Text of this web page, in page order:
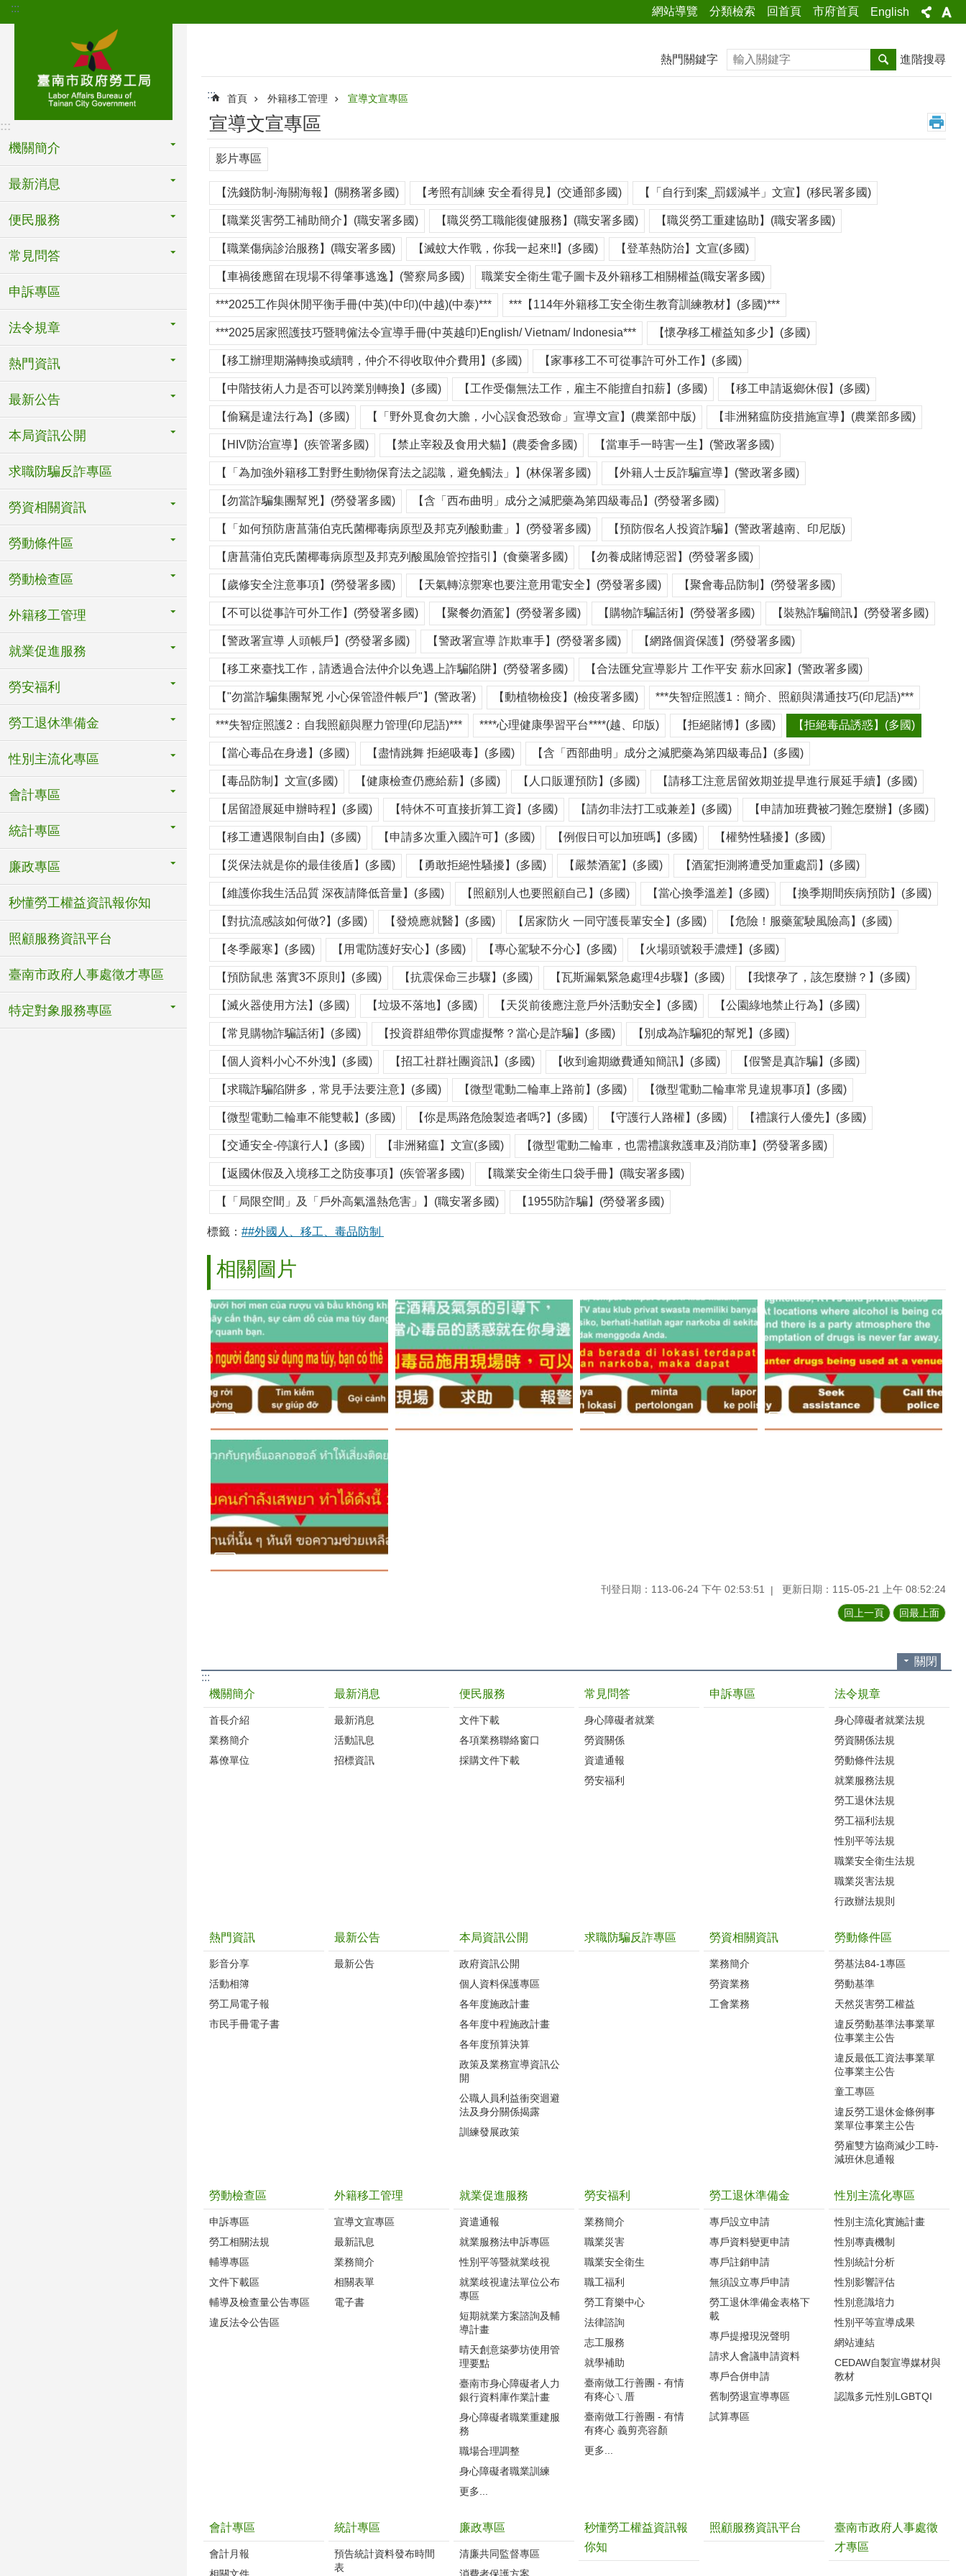
跳到主要內容區塊
::: 網站導覽 分類檢索 回首頁 市府首頁 English
:::
機關簡介
最新消息
便民服務
常見問答
申訴專區
法令規章
熱門資訊
最新公告
本局資訊公開
求職防騙反詐專區
勞資相關資訊
勞動條件區
勞動檢查區
外籍移工管理
就業促進服務
勞安福利
勞工退休準備金
性別主流化專區
會計專區
統計專區
廉政專區
秒懂勞工權益資訊報你知
照顧服務資訊平台
臺南市政府人事處徵才專區
特定對象服務專區
熱門關鍵字 搜尋 進階搜尋
::: 首頁 外籍移工管理 宣導文宣專區
宣導文宣專區
影片專區
【洗錢防制-海關海報】(關務署多國) 【考照有訓練 安全看得見】(交通部多國) 【「自行到案_罰鍰減半」文宣】(移民署多國)
【職業災害勞工補助簡介】(職安署多國) 【職災勞工職能復健服務】(職安署多國) 【職災勞工重建協助】(職安署多國)
【職業傷病診治服務】(職安署多國) 【滅蚊大作戰，你我一起來!!】(多國) 【登革熱防治】文宣(多國)
【車禍後應留在現場不得肇事逃逸】(警察局多國) 職業安全衛生電子圖卡及外籍移工相關權益(職安署多國)
***2025工作與休閒平衡手冊(中英)(中印)(中越)(中泰)*** ***【114年外籍移工安全衛生教育訓練教材】(多國)***
***2025居家照護技巧暨聘僱法令宣導手冊(中英越印)English/ Vietnam/ Indonesia*** 【懷孕移工權益知多少】(多國)
【移工辦理期滿轉換或續聘，仲介不得收取仲介費用】(多國) 【家事移工不可從事許可外工作】(多國)
【中階技術人力是否可以跨業別轉換】(多國) 【工作受傷無法工作，雇主不能擅自扣薪】(多國) 【移工申請返鄉休假】(多國)
【偷竊是違法行為】(多國) 【「野外覓食勿大膽，小心誤食恐致命」宣導文宣】(農業部中版) 【非洲豬瘟防疫措施宣導】(農業部多國)
【HIV防治宣導】(疾管署多國) 【禁止宰殺及食用犬貓】(農委會多國) 【當車手一時害一生】(警政署多國)
【「為加強外籍移工對野生動物保育法之認識，避免觸法」】(林保署多國) 【外籍人士反詐騙宣導】(警政署多國)
【勿當詐騙集團幫兇】(勞發署多國) 【含「西布曲明」成分之減肥藥為第四級毒品】(勞發署多國)
【「如何預防唐菖蒲伯克氏菌椰毒病原型及邦克列酸動畫」】(勞發署多國) 【預防假名人投資詐騙】(警政署越南、印尼版)
【唐菖蒲伯克氏菌椰毒病原型及邦克列酸風險管控指引】(食藥署多國) 【勿養成賭博惡習】(勞發署多國)
【歲修安全注意事項】(勞發署多國) 【天氣轉涼禦寒也要注意用電安全】(勞發署多國) 【聚會毒品防制】(勞發署多國)
【不可以從事許可外工作】(勞發署多國) 【聚餐勿酒駕】(勞發署多國) 【購物詐騙話術】(勞發署多國) 【裝熟詐騙簡訊】(勞發署多國)
【警政署宣導 人頭帳戶】(勞發署多國) 【警政署宣導 詐欺車手】(勞發署多國) 【網路個資保護】(勞發署多國)
【移工來臺找工作，請透過合法仲介以免遇上詐騙陷阱】(勞發署多國) 【合法匯兌宣導影片 工作平安 薪水回家】(警政署多國)
【"勿當詐騙集團幫兇 小心保管證件帳戶"】(警政署) 【動植物檢疫】(檢疫署多國) ***失智症照護1：簡介、照顧與溝通技巧(印尼語)***
***失智症照護2：自我照顧與壓力管理(印尼語)*** ****心理健康學習平台****(越、印版) 【拒絕賭博】(多國) 【拒絕毒品誘惑】(多國)
【當心毒品在身邊】(多國) 【盡情跳舞 拒絕吸毒】(多國) 【含「西部曲明」成分之減肥藥為第四級毒品】(多國)
【毒品防制】文宣(多國) 【健康檢查仍應給薪】(多國) 【人口販運預防】(多國) 【請移工注意居留效期並提早進行展延手續】(多國)
【居留證展延申辦時程】(多國) 【特休不可直接折算工資】(多國) 【請勿非法打工或兼差】(多國) 【申請加班費被刁難怎麼辦】(多國)
【移工遭遇限制自由】(多國) 【申請多次重入國許可】(多國) 【例假日可以加班嗎】(多國) 【權勢性騷擾】(多國)
【災保法就是你的最佳後盾】(多國) 【勇敢拒絕性騷擾】(多國) 【嚴禁酒駕】(多國) 【酒駕拒測將遭受加重處罰】(多國)
【維護你我生活品質 深夜請降低音量】(多國) 【照顧別人也要照顧自己】(多國) 【當心換季溫差】(多國) 【換季期間疾病預防】(多國)
【對抗流感該如何做?】(多國) 【發燒應就醫】(多國) 【居家防火 一同守護長輩安全】(多國) 【危險！服藥駕駛風險高】(多國)
【冬季嚴寒】(多國) 【用電防護好安心】(多國) 【專心駕駛不分心】(多國) 【火場頭號殺手濃煙】(多國)
【預防鼠患 落實3不原則】(多國) 【抗震保命三步驟】(多國) 【瓦斯漏氣緊急處理4步驟】(多國) 【我懷孕了，該怎麼辦？】(多國)
【滅火器使用方法】(多國) 【垃圾不落地】(多國) 【天災前後應注意戶外活動安全】(多國) 【公園綠地禁止行為】(多國)
【常見購物詐騙話術】(多國) 【投資群組帶你買虛擬幣？當心是詐騙】(多國) 【別成為詐騙犯的幫兇】(多國)
【個人資料小心不外洩】(多國) 【招工社群社團資訊】(多國) 【收到逾期繳費通知簡訊】(多國) 【假警是真詐騙】(多國)
【求職詐騙陷阱多，常見手法要注意】(多國) 【微型電動二輪車上路前】(多國) 【微型電動二輪車常見違規事項】(多國)
【微型電動二輪車不能雙載】(多國) 【你是馬路危險製造者嗎?】(多國) 【守護行人路權】(多國) 【禮讓行人優先】(多國)
【交通安全-停讓行人】(多國) 【非洲豬瘟】文宣(多國) 【微型電動二輪車，也需禮讓救護車及消防車】(勞發署多國)
【返國休假及入境移工之防疫事項】(疾管署多國) 【職業安全衛生口袋手冊】(職安署多國)
【「局限空間」及「戶外高氣溫熱危害」】(職安署多國) 【1955防詐騙】(勞發署多國)
標籤： ##外國人、移工、毒品防制
相關圖片
刊登日期：113-06-24 下午 02:53:51 更新日期：115-05-21 上午 08:52:24
回上一頁 回最上面
關閉
:::
機關簡介
首長介紹
業務簡介
幕僚單位
最新消息
最新消息
活動訊息
招標資訊
便民服務
文件下載
各項業務聯絡窗口
採購文件下載
常見問答
身心障礙者就業
勞資關係
資遣通報
勞安福利
申訴專區 法令規章
身心障礙者就業法規
勞資關係法規
勞動條件法規
就業服務法規
勞工退休法規
勞工福利法規
性別平等法規
職業安全衛生法規
職業災害法規
行政辦法規則
熱門資訊
影音分享
活動相簿
勞工局電子報
市民手冊電子書
最新公告
最新公告
本局資訊公開
政府資訊公開
個人資料保護專區
各年度施政計畫
各年度中程施政計畫
各年度預算決算
政策及業務宣導資訊公
開
公職人員利益衝突迴避
法及身分關係揭露
訓練發展政策
求職防騙反詐專區 勞資相關資訊
業務簡介
勞資業務
工會業務
勞動條件區
勞基法84-1專區
勞動基準
天然災害勞工權益
違反勞動基準法事業單
位事業主公告
違反最低工資法事業單
位事業主公告
童工專區
違反勞工退休金條例事
業單位事業主公告
勞雇雙方協商減少工時-
減班休息通報
勞動檢查區
申訴專區
勞工相關法規
輔導專區
文件下載區
輔導及檢查量公告專區
違反法令公告區
外籍移工管理
宣導文宣專區
最新訊息
業務簡介
相關表單
電子書
就業促進服務
資遣通報
就業服務法申訴專區
性別平等暨就業歧視
就業歧視違法單位公布
專區
短期就業方案諮詢及輔
導計畫
晴天創意築夢坊使用管
理要點
臺南市身心障礙者人力
銀行資料庫作業計畫
身心障礙者職業重建服
務
職場合理調整
身心障礙者職業訓練
更多...
勞安福利
業務簡介
職業災害
職業安全衛生
職工福利
勞工育樂中心
法律諮詢
志工服務
就學補助
臺南做工行善團 - 有情
有疼心ㄟ厝
臺南做工行善團 - 有情
有疼心 義剪亮容顏
更多...
勞工退休準備金
專戶設立申請
專戶資料變更申請
專戶註銷申請
無須設立專戶申請
勞工退休準備金表格下
載
專戶提撥現況聲明
請求人會議申請資料
專戶合併申請
舊制勞退宣導專區
試算專區
性別主流化專區
性別主流化實施計畫
性別專責機制
性別統計分析
性別影響評估
性別意識培力
性別平等宣導成果
網站連結
CEDAW自製宣導媒材與
教材
認識多元性別LGBTQI
會計專區
會計月報
統計專區
預告統計資料發布時間
表
廉政專區
清廉共同監督專區
秒懂勞工權益資訊報
你知
照顧服務資訊平台
臺南市政府人事處徵
才專區